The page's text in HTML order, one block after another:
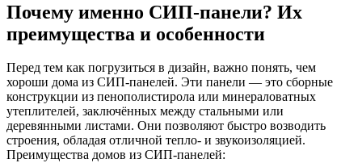
Почему именно СИП-панели? Их
преимущества и особенности
Перед тем как погрузиться в дизайн, важно понять, чем
хороши дома из СИП-панелей. Эти панели — это сборные
конструкции из пенополистирола или минераловатных
утеплителей, заключённых между стальными или
деревянными листами. Они позволяют быстро возводить
строения, обладая отличной тепло- и звукоизоляцией.
Преимущества домов из СИП-панелей: